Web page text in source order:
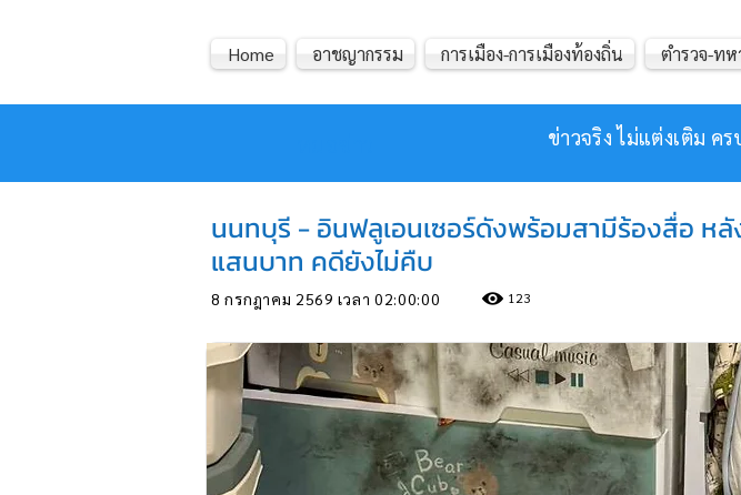
ข่าวจริง ไม่แต่งเติม ค
Home อาชญากรรม การเมือง-การเมืองท้องถิ่น ตำรวจ-ทห
นนทบุรี - อินฟลูเอนเซอร์ดังพร้อมสามีร้องสื่อ หลั
แสนบาท คดียังไม่คืบ
8 กรกฎาคม 2569 เวลา 02:00:00 123